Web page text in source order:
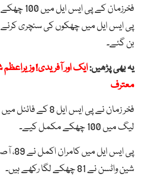
فخرزمان کے
پی ایس ایل میں چھکوں کی سنچری کرنے
بن گئے۔
یہ بھی پڑھیں:ایک اور آفریدی!
معترف
فخر زمان نے پی ایس ایل
لیگ میں 100 چھکے مکمل کیے۔
شین واٹسن نے 81 چھکے لگا رکھے ہیں۔